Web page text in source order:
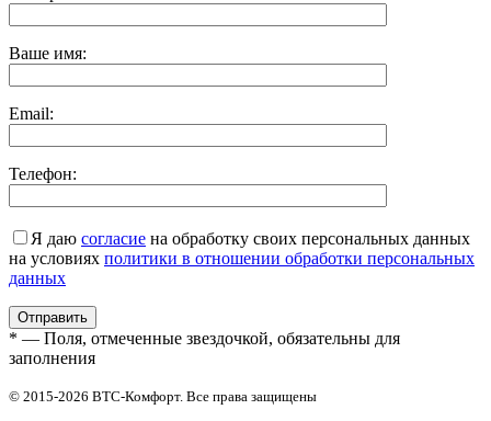
Ваше имя:
Email:
Телефон:
Я даю согласие на обработку своих персональных данных
на условиях политики в отношении обработки персональных
данных
* — Поля, отмеченные звездочкой, обязательны для
заполнения
© 2015-2026 ВТС-Комфорт. Все права защищены